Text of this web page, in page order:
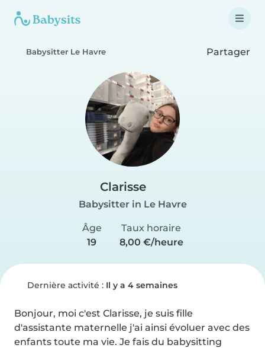
Babysitter Le Havre Partager
Clarisse
Babysitter in Le Havre
Âge
19
Taux horaire
8,00 €/heure
Dernière activité : Il y a 4 semaines
Bonjour, moi c'est Clarisse, je suis fille
d'assistante maternelle j'ai ainsi évoluer avec des
enfants toute ma vie. Je fais du babysitting